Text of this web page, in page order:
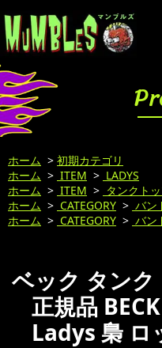
ホーム > 初期カテゴリ
ホーム > ITEM > LADYS
ホーム > ITEM > タンクト
ホーム > CATEGORY > バン
ホーム > CATEGORY > バン
ベック タン
正規品
Ladys 梟 ロ